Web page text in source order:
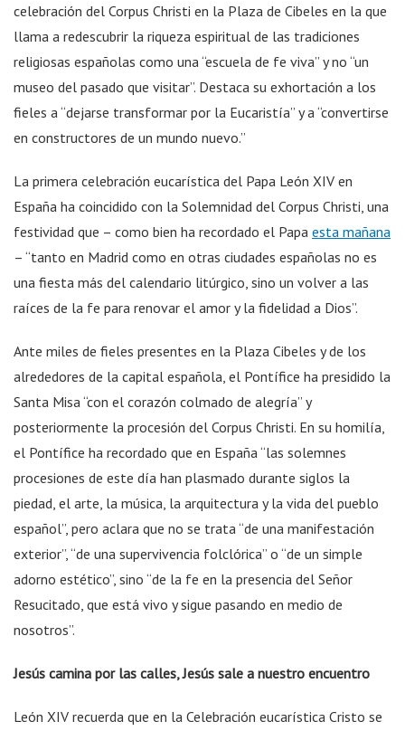
celebración del Corpus Christi en la Plaza de Cibeles en la que
llama a redescubrir la riqueza espiritual de las tradiciones
religiosas españolas como una “escuela de fe viva” y no “un
museo del pasado que visitar”. Destaca su exhortación a los
fieles a “dejarse transformar por la Eucaristía” y a “convertirse
en constructores de un mundo nuevo.”
La primera celebración eucarística del Papa León XIV en
España ha coincidido con la Solemnidad del Corpus Christi, una
festividad que – como bien ha recordado el Papa esta mañana
– “tanto en Madrid como en otras ciudades españolas no es
una fiesta más del calendario litúrgico, sino un volver a las
raíces de la fe para renovar el amor y la fidelidad a Dios”.
Ante miles de fieles presentes en la Plaza Cibeles y de los
alrededores de la capital española, el Pontífice ha presidido la
Santa Misa “con el corazón colmado de alegría” y
posteriormente la procesión del Corpus Christi. En su homilía,
el Pontífice ha recordado que en España “las solemnes
procesiones de este día han plasmado durante siglos la
piedad, el arte, la música, la arquitectura y la vida del pueblo
español”, pero aclara que no se trata “de una manifestación
exterior”, “de una supervivencia folclórica” o “de un simple
adorno estético”, sino “de la fe en la presencia del Señor
Resucitado, que está vivo y sigue pasando en medio de
nosotros”.
Jesús camina por las calles, Jesús sale a nuestro encuentro
León XIV recuerda que en la Celebración eucarística Cristo se